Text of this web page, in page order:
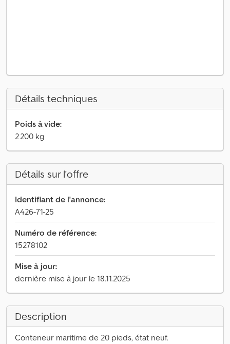
Détails techniques
Poids à vide:
2 200 kg
Détails sur l'offre
Identifiant de l'annonce:
A426-71-25
Numéro de référence:
15278102
Mise à jour:
dernière mise à jour le 18.11.2025
Description
Conteneur maritime de 20 pieds, état neuf.